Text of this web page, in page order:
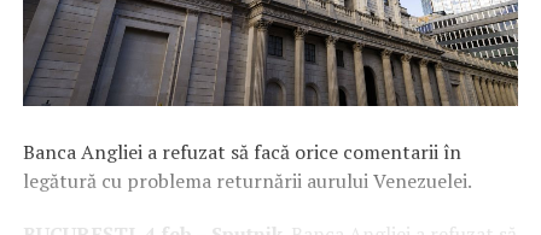
Banca Angliei a refuzat să facă orice comentarii în
legătură cu problema returnării aurului Venezuelei.